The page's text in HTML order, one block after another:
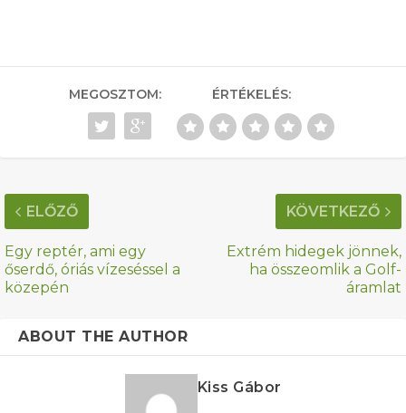
MEGOSZTOM: ÉRTÉKELÉS:
ELŐZŐ
Egy reptér, ami egy
őserdő, óriás vízeséssel a
közepén
KÖVETKEZŐ
Extrém hidegek jönnek,
ha összeomlik a Golf-
áramlat
ABOUT THE AUTHOR
Kiss Gábor